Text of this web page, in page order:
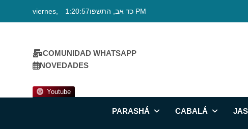
viernes, כד אב, התשפו 1:20:58 PM
COMUNIDAD WHATSAPP
NOVEDADES
Youtube
PARASHÁ CABALÁ